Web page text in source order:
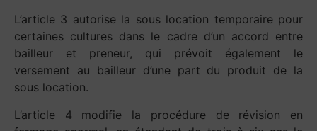
L’article 3 autorise la sous location temporaire pour
certaines cultures dans le cadre d’un accord entre
bailleur et preneur, qui prévoit également le
versement au bailleur d’une part du produit de la
sous location.
L’article 4 modifie la procédure de révision en